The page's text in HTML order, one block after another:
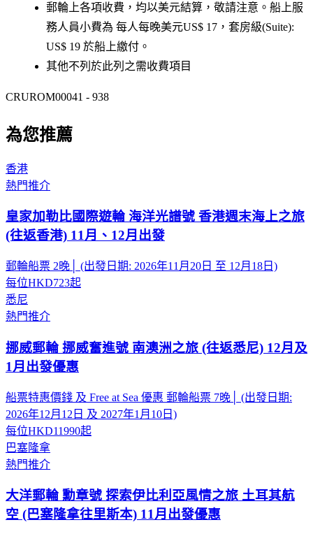
郵輪上各項收費，均以美元結算，敬請注意。船上服
務人員小費為 每人每晚美元US$ 17，套房級(Suite):
US$ 19 於船上繳付。
其他不列於此列之需收費項目
CRUROM00041 - 938
為您推薦
香港
熱門推介
皇家加勒比國際遊輪 海洋光譜號 香港週末海上之旅
(往返香港) 11月、12月出發
郵輪船票 2晚│ (出發日期: 2026年11月20日 至 12月18日)
每位HKD723起
悉尼
熱門推介
挪威郵輪 挪威奮進號 南澳洲之旅 (往返悉尼) 12月及
1月出發優惠
船票特惠價錢 及 Free at Sea 優惠 郵輪船票 7晚│ (出發日期:
2026年12月12日 及 2027年1月10日)
每位HKD11990起
巴塞隆拿
熱門推介
大洋郵輪 勳章號 探索伊比利亞風情之旅 土耳其航
空 (巴塞隆拿往里斯本) 11月出發優惠